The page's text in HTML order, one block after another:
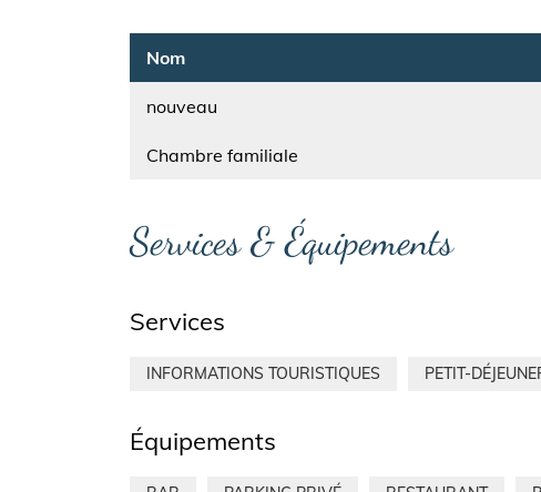
Nom
nouveau
Chambre familiale
Services & Équipements
Services
INFORMATIONS TOURISTIQUES PETIT-
Équipements